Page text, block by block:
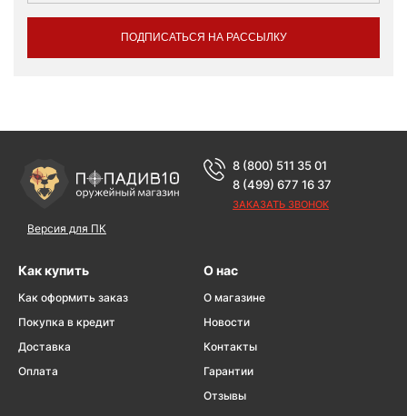
ПОДПИСАТЬСЯ НА РАССЫЛКУ
Версия для ПК
8 (800) 511 35 01
8 (499) 677 16 37
ЗАКАЗАТЬ ЗВОНОК
Как купить
Как оформить заказ
Покупка в кредит
Доставка
Оплата
О нас
О магазине
Новости
Контакты
Гарантии
Отзывы